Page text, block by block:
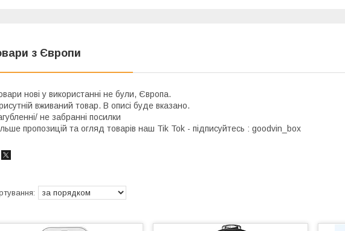
з Європи
нові у використанні не були, Європа.
вживаний товар. В описі буде вказано.
не забранні посилки
пропозицій та огляд товарів наш Tik Tok - підписуйтесь : goodvin_box